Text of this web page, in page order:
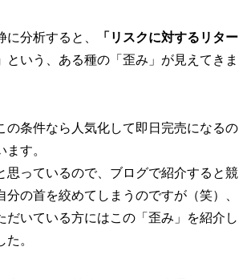
分析すると、
「リスクに対するリター
という、ある種の「歪み」が見えてきま
の条件なら人気化して即日完売になるの
す。
思っているので、ブログで紹介すると競
分の首を絞めてしまうのですが（笑）、
だいている方にはこの「歪み」を紹介し
。